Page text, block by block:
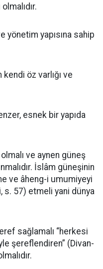
yapısına sahip
öz varlığı ve
esnek bir yapıda
ve aynen güneş
İslâm güneşinin
ve âheng-i umumiyeyi
s. 57) etmeli yani dünya
sağlamalı “herkesi
şereflendiren” (Divan-